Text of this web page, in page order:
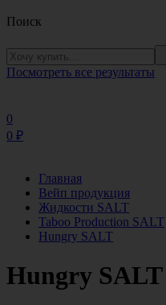
Поиск
Посмотреть все результаты
0
0 ₽
Главная
Вейп продукция
Жидкости SALT
Taboo Production SALT
Hungry SALT
Hungry